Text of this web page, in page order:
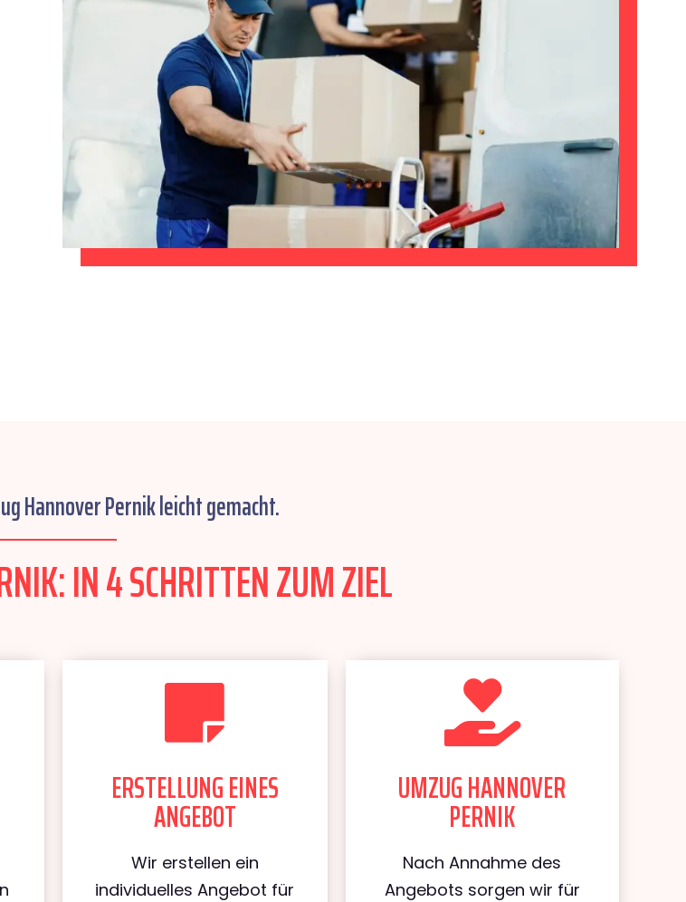
Hannover Pernik leicht gemacht.
IN 4 SCHRITTEN ZUM ZIEL
ERSTELLUNG EINES
ANGEBOT
Wir erstellen ein
individuelles Angebot für
UMZUG HANNOVER
PERNIK
Nach Annahme des
Angebots sorgen wir für